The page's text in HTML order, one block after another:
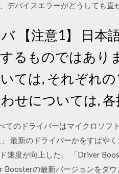
デバイスエラーがどうしても直
【注意1】 日本
るものではあり
ては, それぞれ
せについては,
てのドライバーはマイクロソフ
最新のドライバーかをすばや
速度が向上した。 「Driver
の最新バージョンをダ